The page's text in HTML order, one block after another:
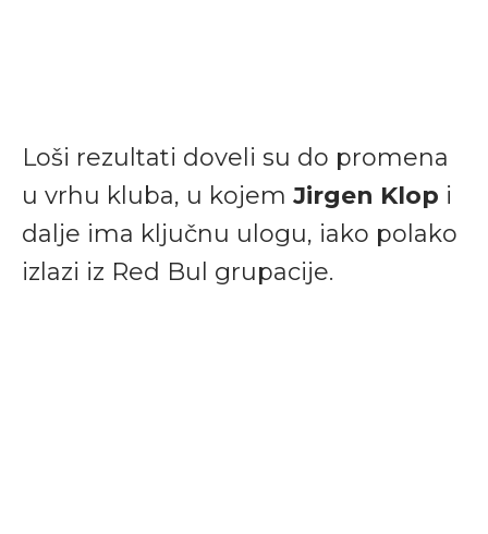
Loši rezultati doveli su do promena
u vrhu kluba, u kojem Jirgen Klop i
dalje ima ključnu ulogu, iako polako
izlazi iz Red Bul grupacije.